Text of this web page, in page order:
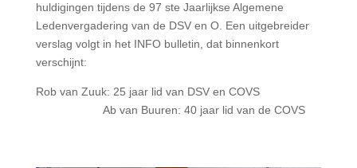
huldigingen tijdens de 97 ste Jaarlijkse Algemene
Ledenvergadering van de DSV en O. Een uitgebreider
verslag volgt in het INFO bulletin, dat binnenkort
verschijnt:
Rob van Zuuk: 25 jaar lid van DSV en COVS
Ab van Buuren: 40 jaar lid van de COVS